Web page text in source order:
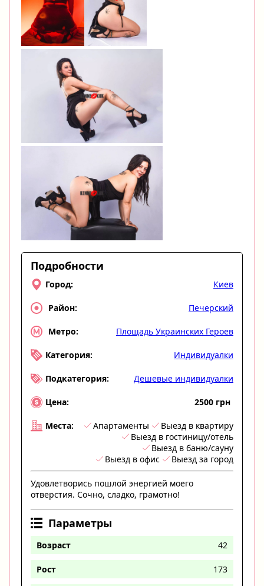
Подробности
Город: Киев
Район: Печерский
Метро: Площадь Украинских Героев
Категория: Индивидуалки
Подкатегория: Дешевые индивидуалки
Цена: 2500 грн
Места: Апартаменты
Выезд в квартиру
Выезд в гостиницу/отель
Выезд в баню/сауну
Выезд в офис
Выезд за город
Удовлетворись пошлой энергией моего
отверстия. Сочно, сладко, грамотно!
Параметры
Возраст 42
Рост 173